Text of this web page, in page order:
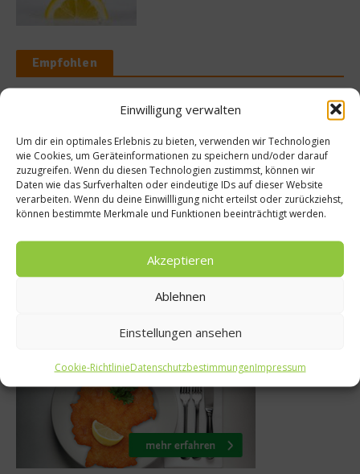
Einwilligung verwalten
Um dir ein optimales Erlebnis zu bieten, verwenden wir Technologien
wie Cookies, um Geräteinformationen zu speichern und/oder darauf
zuzugreifen. Wenn du diesen Technologien zustimmst, können wir
Daten wie das Surfverhalten oder eindeutige IDs auf dieser Website
verarbeiten. Wenn du deine Einwillligung nicht erteilst oder zurückziehst,
können bestimmte Merkmale und Funktionen beeinträchtigt werden.
Akzeptieren
Ablehnen
Einstellungen ansehen
Cookie-RichtlinieDatenschutzbestimmungenImpressum
Empfohlen
Reste
2014
Frank Buchholz:
Dinge, die
18. Mai 2014